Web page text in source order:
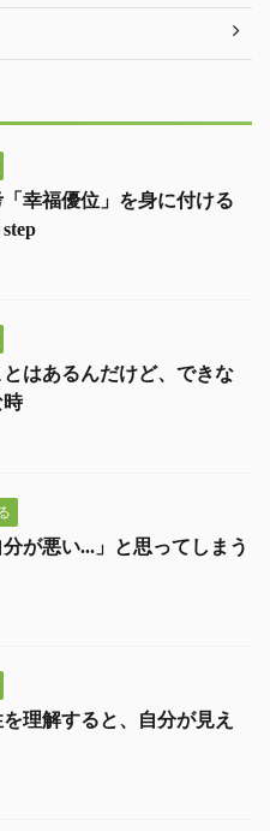
幸福優位」を身に付ける
とはあるんだけど、できな
時
が悪い...」と思ってしまう
理解すると、自分が見え